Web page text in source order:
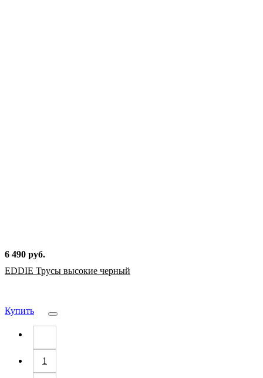
6 490 руб.
EDDIE Трусы высокие черный
Купить
1